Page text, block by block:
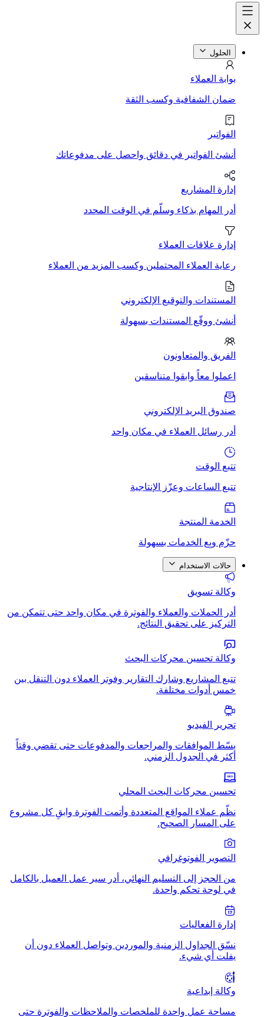
الحلول
بوابة العملاء
ضمان الشفافية وكسب الثقة
الفواتير
أنشئ الفواتير في دقائق واحصل على مدفوعاتك
إدارة المشاريع
أدر المهام بذكاء وسلّم في الوقت المحدد
إدارة علاقات العملاء
رعاية العملاء المحتملين وكسب المزيد من العملاء
المستندات والتوقيع الإلكتروني
أنشئ ووقّع المستندات بسهولة
الفريق والمتعاونون
اعملوا معاً وابقوا متناسقين
صندوق البريد الإلكتروني
أدر رسائل العملاء في مكان واحد
تتبع الوقت
تتبع الساعات وعزّز الإنتاجية
الخدمة المنتجة
حزّم وبِع الخدمات بسهولة
حالات الاستخدام
وكالة تسويق
أدر الحملات والعملاء والفوترة في مكان واحد حتى تتمكن من
التركيز على تحقيق النتائج.
وكالة تحسين محركات البحث
تتبع المشاريع وشارك التقارير وفوتر العملاء دون التنقل بين
خمس أدوات مختلفة.
تحرير الفيديو
بسّط الموافقات والمراجعات والمدفوعات حتى تقضي وقتاً
أكثر في الجدول الزمني.
تحسين محركات البحث المحلي
نظّم عملاء المواقع المتعددة وأتمت الفوترة وابقِ كل مشروع
على المسار الصحيح.
التصوير الفوتوغرافي
من الحجز إلى التسليم النهائي، أدر سير عمل العميل بالكامل
في لوحة تحكم واحدة.
إدارة الفعاليات
نسّق الجداول الزمنية والموردين وتواصل العملاء دون أن
يفلت أي شيء.
وكالة إبداعية
مساحة عمل واحدة للملخصات والملاحظات والفوترة حتى